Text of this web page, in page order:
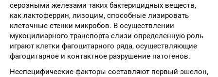
серозными железами таких бактерицидных веществ,
как лактоферрин, лизоцим, способные лизировать
клеточные стенки микробов. В осуществлении
мукоцилиарного транспорта слизи определенную роль
играют клетки фагоцитарного ряда, осуществляющие
фагоцитарное и контактное разрушение патогенов.
Неспецифические факторы составляют первый эшелон,